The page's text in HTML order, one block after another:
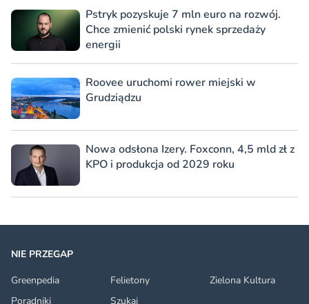
Pstryk pozyskuje 7 mln euro na rozwój.
Chce zmienić polski rynek sprzedaży
energii
Roovee uruchomi rower miejski w
Grudziądzu
Nowa odsłona Izery. Foxconn, 4,5 mld zł z
KPO i produkcja od 2029 roku
NIE PRZEGAP
Greenpedia
Felietony
Zielona Kultura
Poradniki
Szukaj